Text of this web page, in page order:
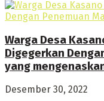
Warga Desa
Digegerkan
yang
Desember 30, 2022